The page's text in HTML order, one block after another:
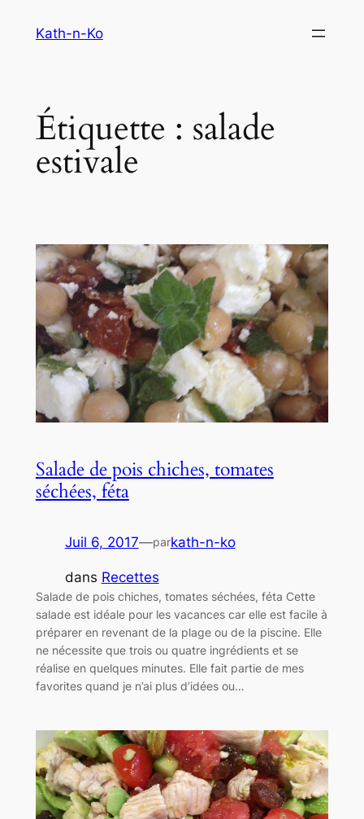
Kath-n-Ko
Étiquette : salade
estivale
Salade de pois chiches, tomates
séchées, féta
Juil 6, 2017—parkath-n-ko
dans Recettes
Salade de pois chiches, tomates séchées, féta Cette
salade est idéale pour les vacances car elle est facile à
préparer en revenant de la plage ou de la piscine. Elle
ne nécessite que trois ou quatre ingrédients et se
réalise en quelques minutes. Elle fait partie de mes
favorites quand je n’ai plus d’idées ou…